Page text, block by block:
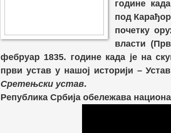
године
под
почетку
власти
фебруар 1835. године када је на
први устав у нашој историји –
Сретењски устав.
Република Србија обележава